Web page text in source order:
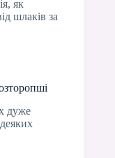
як
шлаків за
дуже